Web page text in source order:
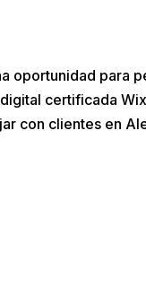
oportunidad para
certificada
con clientes en